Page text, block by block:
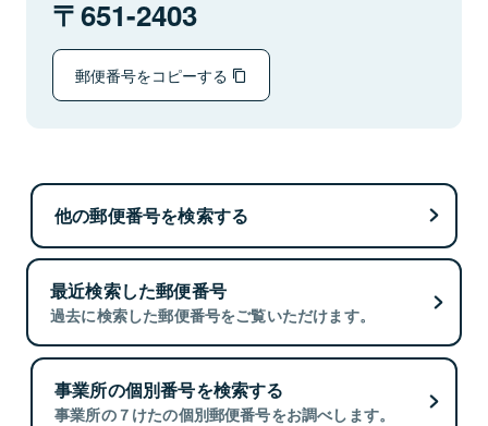
651-2403
郵便番号をコピーする
他の郵便番号を検索する
最近検索した郵便番号
過去に検索した郵便番号をご覧いただけます。
事業所の個別番号を検索する
事業所の７けたの個別郵便番号をお調べします。